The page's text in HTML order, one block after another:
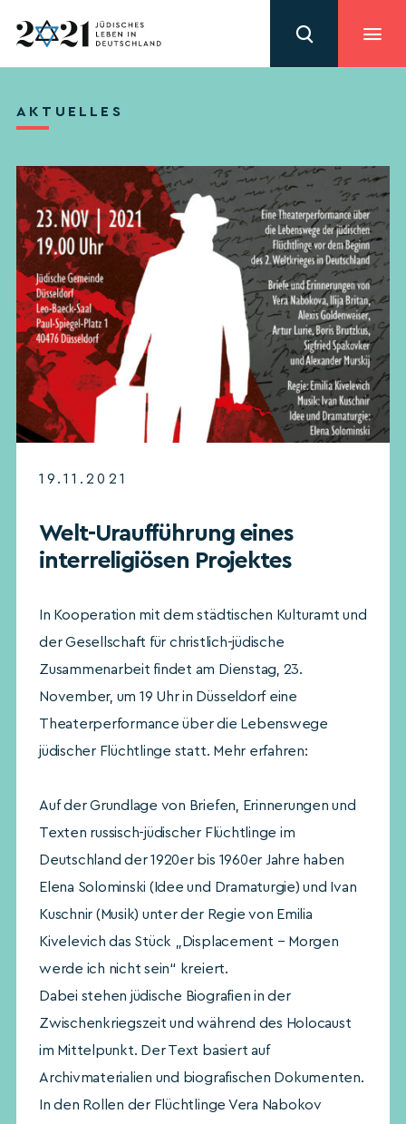
AKTUELLES
19.11.2021
Welt-Uraufführung eines
interreligiösen Projektes
In Kooperation mit dem städtischen Kulturamt und
der Gesellschaft für christlich-jüdische
Zusammenarbeit findet am Dienstag, 23.
November, um 19 Uhr in Düsseldorf eine
Theaterperformance über die Lebenswege
jüdischer Flüchtlinge statt. Mehr erfahren:
Auf der Grundlage von Briefen, Erinnerungen und
Texten russisch-jüdischer Flüchtlinge im
Deutschland der 1920er bis 1960er Jahre haben
Elena Solominski (Idee und Dramaturgie) und Ivan
Kuschnir (Musik) unter der Regie von Emilia
Kivelevich das Stück „Displacement – Morgen
werde ich nicht sein“ kreiert.
Dabei stehen jüdische Biografien in der
Zwischenkriegszeit und während des Holocaust
im Mittelpunkt. Der Text basiert auf
Archivmaterialien und biografischen Dokumenten.
In den Rollen der Flüchtlinge Vera Nabokov